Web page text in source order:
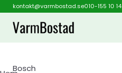
kontakt@varmbostad.se010-155 10 14
Bosch